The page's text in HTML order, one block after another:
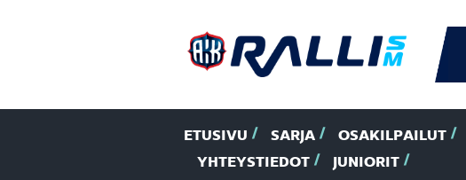
ETUSIVU SARJA OSAKILPAILUT
YHTEYSTIEDOT
JUNIORIT